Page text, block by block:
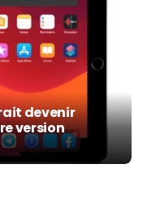
devenir
version